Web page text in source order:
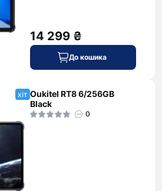
14 299 ₴
До кошика
хіт Oukitel RT8 6/256GB
Black
0